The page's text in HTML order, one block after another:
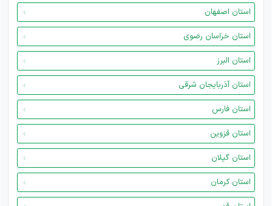
استان اصفهان
استان خراسان رضوی
استان البرز
استان آذربایجان شرقی
استان فارس
استان قزوین
استان گیلان
استان کرمان